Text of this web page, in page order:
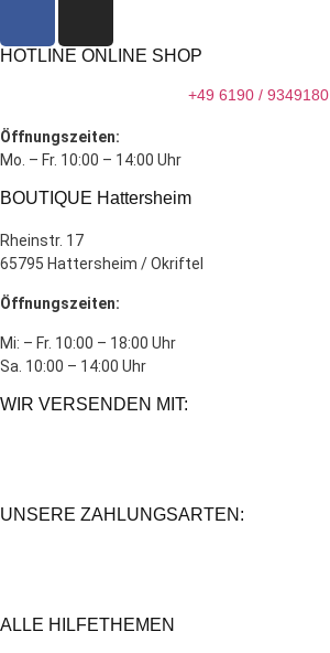
HOTLINE ONLINE SHOP
+49 6190 / 9349180
Öffnungszeiten:
Mo. – Fr. 10:00 – 14:00 Uhr
BOUTIQUE Hattersheim
Rheinstr. 17
65795 Hattersheim / Okriftel
Öffnungszeiten:
Mi: – Fr. 10:00 – 18:00 Uhr
Sa. 10:00 – 14:00 Uhr
WIR VERSENDEN MIT:
UNSERE ZAHLUNGSARTEN:
ALLE HILFETHEMEN